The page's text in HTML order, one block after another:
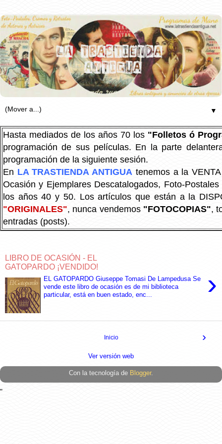
▼
Hasta mediados de los años 70 los "Folletos ó
programación de sus películas. En la parte
programación de la siguiente sesión.
En LA TRASTIENDA ANTIGUA tenemos a la
Ocasión y Ejemplares Descatalogados, Foto-
los años 40 y 50. Los artículos que están a la
"ORIGINALES", nunca vendemos "FOTOCOPIAS",
entradas (posts).
LIBRO DE OCASIÓN - EL
GATOPARDO ¡VENDIDO!
›
EL GATOPARDO Giuseppe Tomasi De Lampedusa Se
vende este libro de ocasión es de mi biblioteca
particular, está en buen estado, enc...
›
Inicio
Ver versión web
Con la tecnología de Blogger.
"